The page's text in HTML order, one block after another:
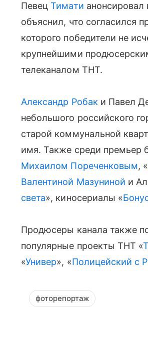
ПевецТимати
объяснил, что согласился
которого победители не
крупнейшими
телеканалом ТНТ.
Александр Робак и Павел
небольшого российского
старой коммунальной
имя. Также среди премьер
Михаилом Пореченковым, «
Валентиной Мазуниной и
света», киносериалы «
Продюсеры канала также
популярные проекты ТНТ «
«Универ», «Полицейский с
фоторепортаж